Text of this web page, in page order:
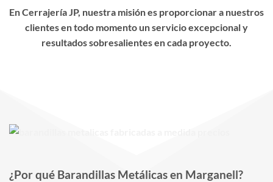
En Cerrajería JP, nuestra misión es proporcionar a nuestros
clientes en todo momento un servicio excepcional y
resultados sobresalientes en cada proyecto.
¿Por qué Barandillas Metálicas en Marganell?